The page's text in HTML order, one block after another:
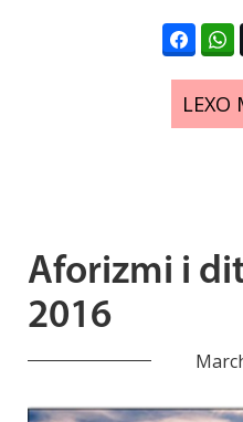
LEXO
Aforizmi i
2016